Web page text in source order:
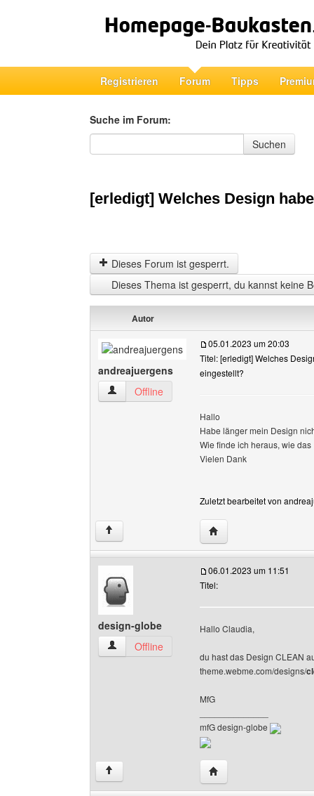
Registrieren Forum Tipps
Suche im Forum:
Suche im Forum
Suchen
[erledigt] Welches Design
Dieses Forum ist gesperrt.
Dieses Thema ist gesperrt, du kannst keine
Autor
andreajuergens
andreajuergens Benutzer-Profile anzeigen
Offline
05.01.2023 um 20:03
Titel: [erledigt] Welches
eingestellt?
Hallo
Habe länger mein Design
Wie finde ich heraus, wie
Vielen Dank
Zuletzt bearbeitet von
↑ Website dieses
design-globe
design-globe Benutzer-Profile anzeigen
Offline
06.01.2023 um 11:51
Titel:
Hallo Claudia,
du hast das Design CLEAN
theme.webme.com/designs/
MfG
mfG design-globe
↑ Website dieses